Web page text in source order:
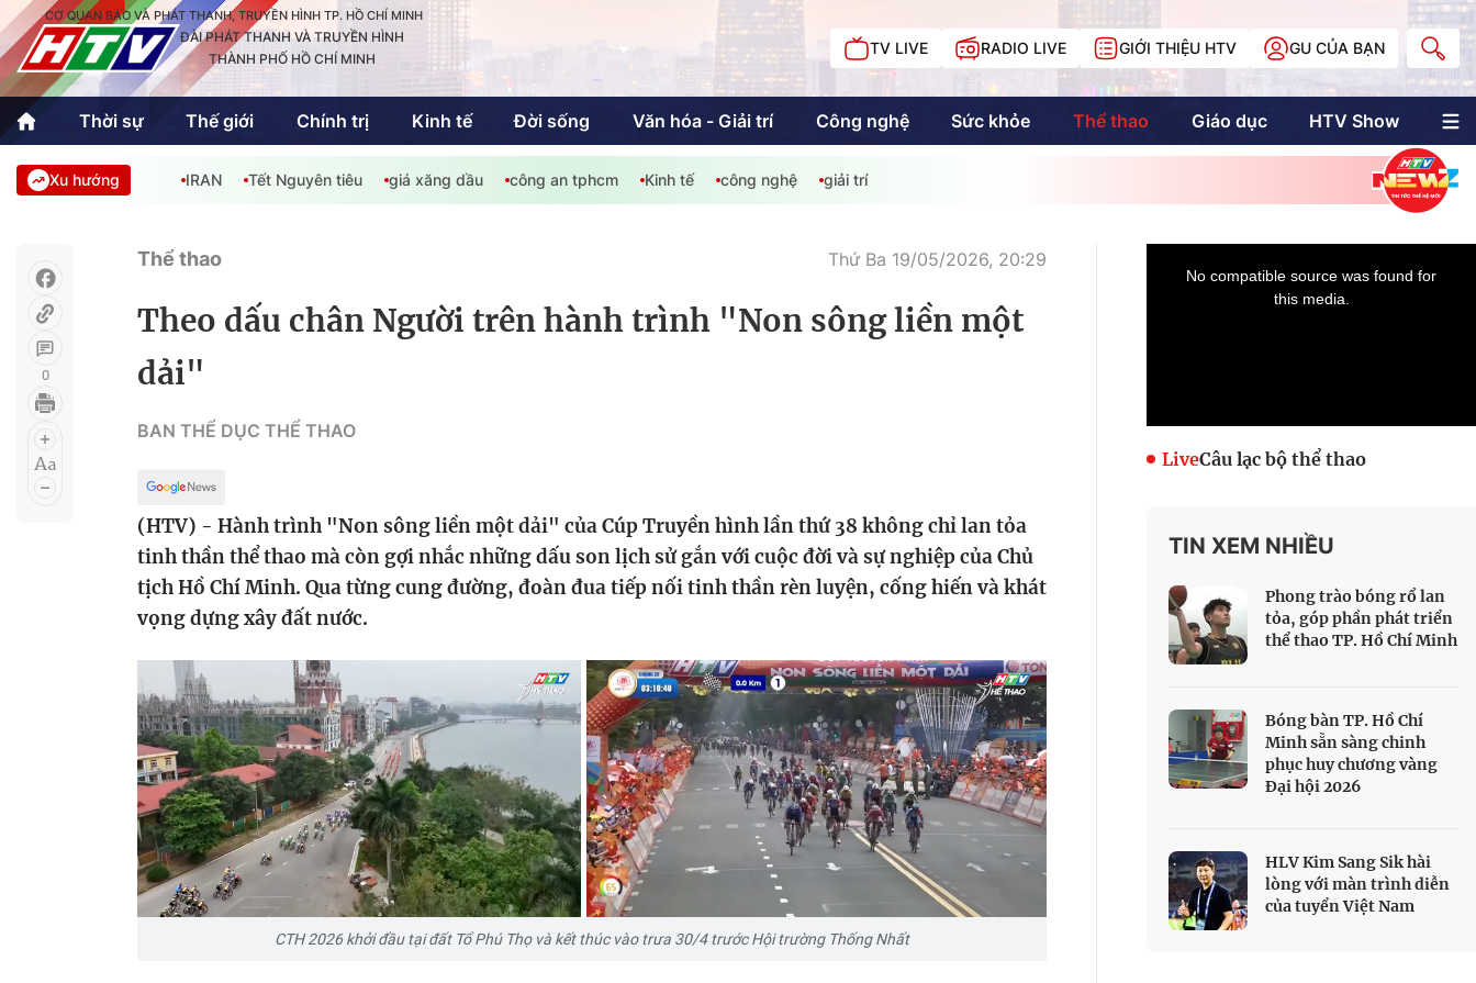
CƠ QUAN BÁO VÀ PHÁT THANH, TRUYỀN HÌNH TP. HỒ CHÍ MINH
ĐÀI PHÁT THANH VÀ TRUYỀN HÌNH
THÀNH PHỐ HỒ CHÍ MINH
TV LIVE RADIO LIVE GIỚI THIỆU HTV GU CỦA BẠN
Thời sự Thế giới Chính trị Kinh tế Đời sống Văn hóa - Giải trí Công nghệ Sức khỏe Thể thao Giáo dục HTV Show
Thời sự
Thể thao
Quốc tế
Văn hóa - Giải trí
Giáo dục Kinh tế
An Sinh
Công nghệ
Không gian văn hóa
Hồ Chí Minh
Chuyển đổi số
Thành phố không
Bé xem gì
Mái ấm gia đình
Việt
Các show khác
Các chương trình
khác
Phim truyền hình
Phim tài liệu
Made By Vietnam
Ngày hội HTV
Chung một tấm
lòng
Cuộc đua xe đạp
Cúp Truyền hình
SEA Games 33
Multimedia
Multiform
Doanh nhân Sài
Gòn
Xu hướng IRAN Tết Nguyên tiêu giá xăng dầu công an tphcm Kinh tế công nghệ giải trí
0
Thể thao Thứ Ba 19/05/2026, 20:29
Theo dấu chân Người trên hành trình "Non sông liền một
dải"
BAN THỂ DỤC THỂ THAO
(HTV) - Hành trình "Non sông liền một dải" của Cúp Truyền hình lần thứ 38 không chỉ lan tỏa
tinh thần thể thao mà còn gợi nhắc những dấu son lịch sử gắn với cuộc đời và sự nghiệp của Chủ
tịch Hồ Chí Minh. Qua từng cung đường, đoàn đua tiếp nối tinh thần rèn luyện, cống hiến và khát
vọng dựng xây đất nước.
CTH 2026 khởi đầu tại đất Tổ Phú Thọ và kết thúc vào trưa 30/4 trước Hội trường Thống Nhất
LiveCâu lạc bộ thể thao
TIN XEM NHIỀU
Phong trào bóng rổ lan
tỏa, góp phần phát triển
thể thao TP. Hồ Chí Minh
Bóng bàn TP. Hồ Chí
Minh sẵn sàng chinh
phục huy chương vàng
Đại hội 2026
HLV Kim Sang Sik hài
lòng với màn trình diễn
của tuyển Việt Nam